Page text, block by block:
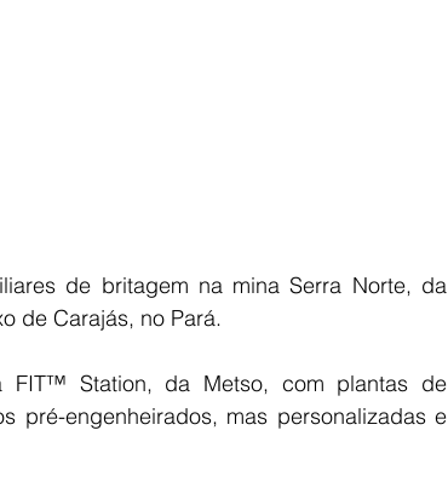
de britagem na mina Serra Norte, da
de Carajás, no Pará.
FIT™ Station, da Metso, com plantas de
pré-engenheirados, mas personalizadas e